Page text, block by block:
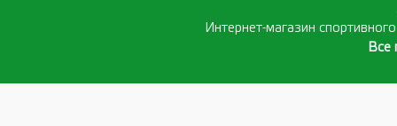
Интернет-магазин
Все